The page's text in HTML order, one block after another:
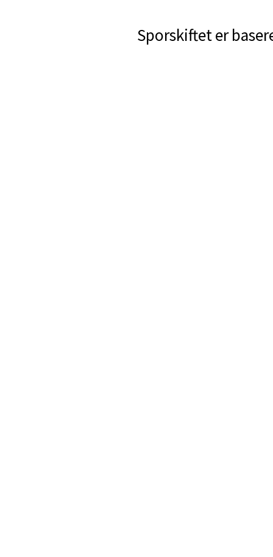
Sporskiftet er